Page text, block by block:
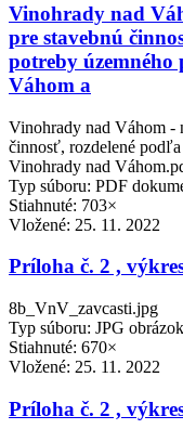
Vinohrady nad
pre stavebnú
potreby
Váhom a
Vinohrady nad Váhom -
činnosť, rozdelené
Vinohrady nad
Typ súboru: PDF
Stiahnuté: 703×
Vložené: 25. 11. 2022
Príloha č. 2 ,
8b_VnV_zavcasti.jpg
Typ súboru: JPG
Stiahnuté: 670×
Vložené: 25. 11. 2022
Príloha č. 2 ,